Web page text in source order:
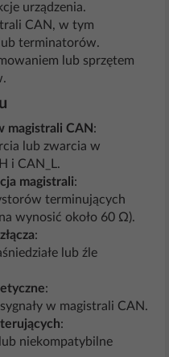
urządzenia.
CAN, w tym
terminatorów.
lub sprzętem
magistrali CAN :
lub zwarcia w
i CAN_L.
magistrali:
terminujących
wynosić około 60 Ω).
:
lub źle
:
w magistrali CAN.
:
niekompatybilne